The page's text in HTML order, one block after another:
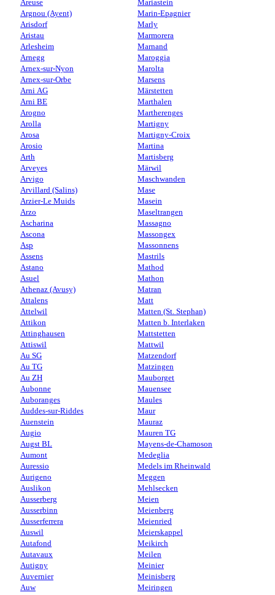
Areuse
Argnou (Ayent)
Arisdorf
Aristau
Arlesheim
Arnegg
Arnex-sur-Nyon
Arnex-sur-Orbe
Arni AG
Arni BE
Arogno
Arolla
Arosa
Arosio
Arth
Arveyes
Arvigo
Arvillard (Salins)
Arzier-Le Muids
Arzo
Ascharina
Ascona
Asp
Assens
Astano
Asuel
Athenaz (Avusy)
Attalens
Attelwil
Attikon
Attinghausen
Attiswil
Au SG
Au TG
Au ZH
Aubonne
Auboranges
Auddes-sur-Riddes
Auenstein
Augio
Augst BL
Aumont
Auressio
Aurigeno
Auslikon
Ausserberg
Ausserbinn
Ausserferrera
Auswil
Autafond
Autavaux
Autigny
Auvernier
Auw
Mariastein
Marin-Epagnier
Marly
Marmorera
Marnand
Maroggia
Marolta
Marsens
Märstetten
Marthalen
Martherenges
Martigny
Martigny-Croix
Martina
Martisberg
Märwil
Maschwanden
Mase
Masein
Maseltrangen
Massagno
Massongex
Massonnens
Mastrils
Mathod
Mathon
Matran
Matt
Matten (St. Stephan)
Matten b. Interlaken
Mattstetten
Mattwil
Matzendorf
Matzingen
Mauborget
Mauensee
Maules
Maur
Mauraz
Mauren TG
Mayens-de-Chamoson
Medeglia
Medels im Rheinwald
Meggen
Mehlsecken
Meien
Meienberg
Meienried
Meierskappel
Meikirch
Meilen
Meinier
Meinisberg
Meiringen